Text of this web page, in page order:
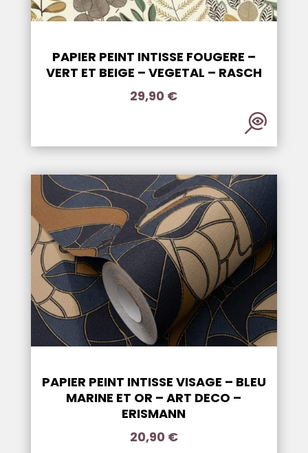
PAPIER PEINT INTISSE FOUGERE –
VERT ET BEIGE – VEGETAL – RASCH
29,90 €
PAPIER PEINT INTISSE VISAGE – BLEU
MARINE ET OR – ART DECO –
ERISMANN
20,90 €